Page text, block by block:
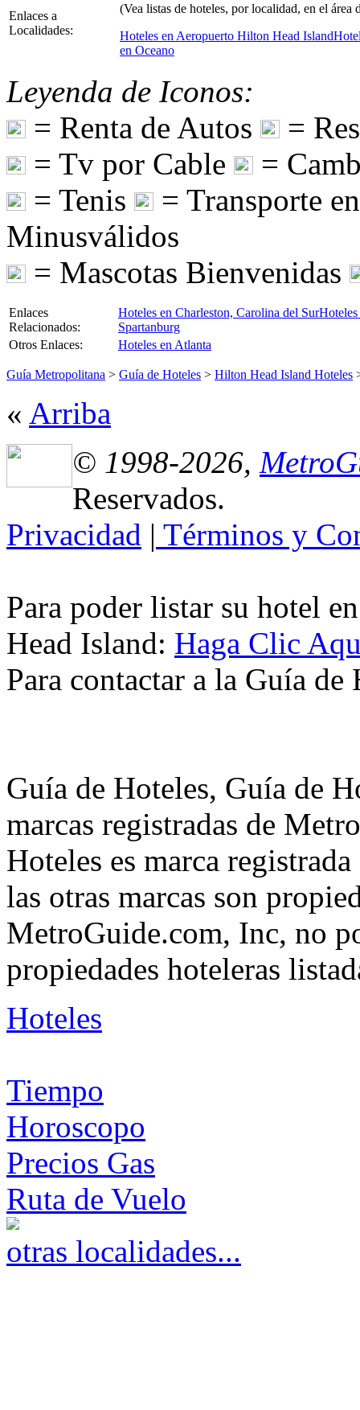
Enlaces a
Localidades:
(Vea listas de hoteles, por localidad, en el
Hoteles en Aeropuerto Hilton Head Island
en Oceano
Leyenda de Iconos:
= Renta de Autos
=
= Tv por Cable
=
= Tenis
= Transporte
Minusválidos
= Mascotas Bienvenidas
Enlaces
Relacionados:
Hoteles en Charleston, Carolina del Sur
Spartanburg
Otros Enlaces:
Hoteles en Atlanta
Guía Metropolitana > Guía de Hoteles > Hilton Head Island Hoteles
« Arriba
© 1998-2026,
Reservados.
Privacidad | Términos y
Para poder listar su hotel
Head Island: Haga Clic
Para contactar a la Guía
Guía de Hoteles, Guía de
marcas registradas de
Hoteles es marca
las otras marcas son
MetroGuide.com, Inc, no
propiedades hoteleras
Hoteles
Tiempo
Horoscopo
Precios Gas
Ruta de Vuelo
otras localidades...